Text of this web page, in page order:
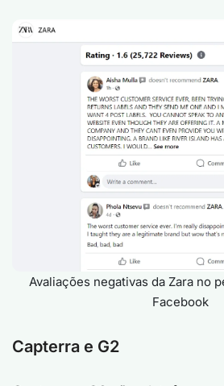
Avaliações negativas da Zara no
Facebook
Capterra e G2